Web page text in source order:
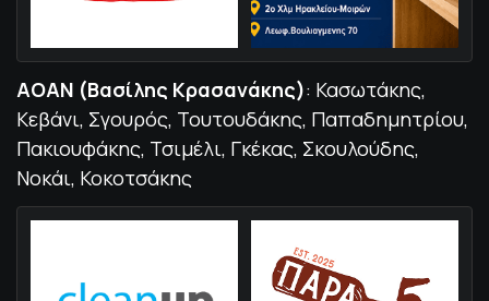
ΑΟΑΝ (Βασίλης Κρασανάκης): Κασωτάκης,
Κεβάνι, Σγουρός, Τουτουδάκης, Παπαδημητρίου,
Πακιουφάκης, Τσιμέλι, Γκέκας, Σκουλούδης,
Νοκάι, Κοκοτσάκης